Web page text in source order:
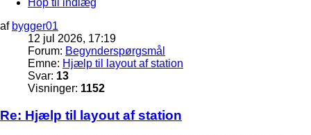
af bygger01
12 jul 2026, 17:19
Forum: Begynderspørgsmål
Emne: Hjælp til layout af station
Svar: 13
Visninger: 1152
Re: Hjælp til layout af station